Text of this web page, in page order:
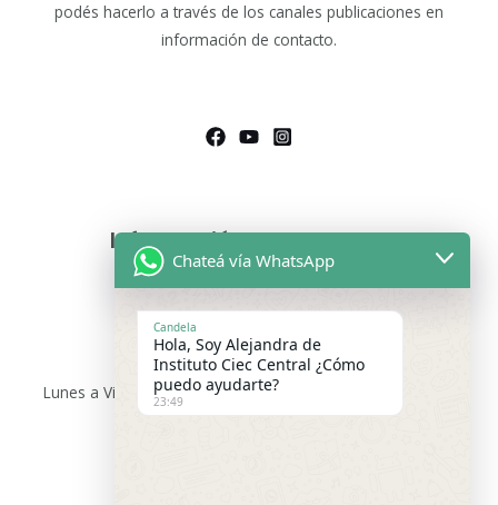
podés hacerlo a través de los canales publicaciones en
información de contacto.
Información de Contacto
Asesoras Educativas
Lunes a sábados de 9.00 a 13:00 hs
WhatsApp:+54 9 11 2475-9699
Lunes a Viernes 15:00 a 21:00 hs –
91-9167
Chateá vía WhatsApp
Candela
Hola, Soy Alejandra de
Instituto Ciec Central ¿Cómo
puedo ayudarte?
23:49